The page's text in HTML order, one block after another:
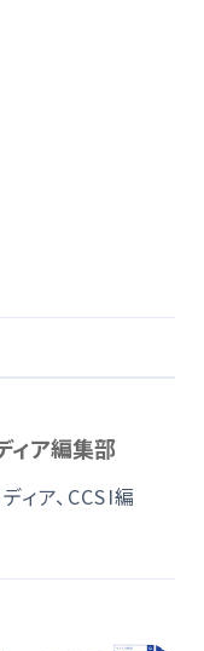
ィア編集部
ィア、CCSI編